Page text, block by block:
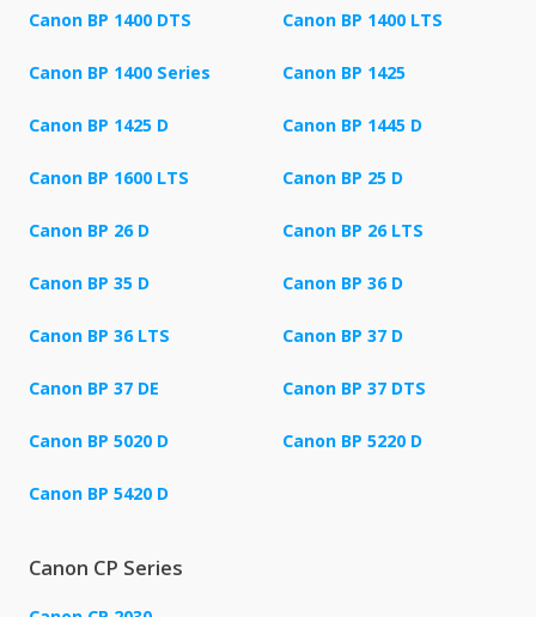
Canon BP 1400 DTS Canon BP 1400 LTS
Canon BP 1400 Series Canon BP 1425
Canon BP 1425 D Canon BP 1445 D
Canon BP 1600 LTS Canon BP 25 D
Canon BP 26 D Canon BP 26 LTS
Canon BP 35 D Canon BP 36 D
Canon BP 36 LTS Canon BP 37 D
Canon BP 37 DE Canon BP 37 DTS
Canon BP 5020 D Canon BP 5220 D
Canon BP 5420 D
Canon CP Series